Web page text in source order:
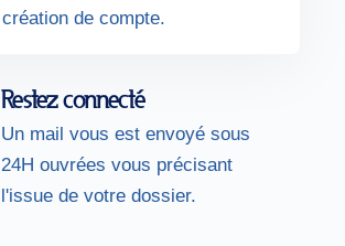
création de compte.
Restez connecté
Un mail vous est envoyé sous
24H ouvrées vous précisant
l'issue de votre dossier.